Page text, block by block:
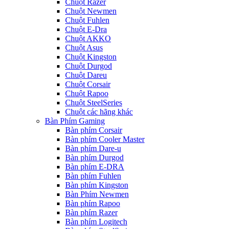
Chuột Razer
Chuột Newmen
Chuột Fuhlen
Chuột E-Dra
Chuột AKKO
Chuột Asus
Chuột Kingston
Chuột Durgod
Chuột Dareu
Chuột Corsair
Chuột Rapoo
Chuột SteelSeries
Chuột các hãng khác
Bàn Phím Gaming
Bàn phím Corsair
Bàn phím Cooler Master
Bàn phím Dare-u
Bàn phím Durgod
Bàn phím E-DRA
Bàn phím Fuhlen
Bàn phím Kingston
Bàn Phím Newmen
Bàn phím Rapoo
Bàn phím Razer
Bàn phím Logitech